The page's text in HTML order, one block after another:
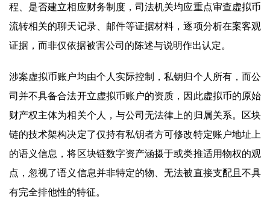
程、是否建立相应财务制度，司法机关均应重点审查虚拟币
流转相关的聊天记录、邮件等证据材料，逐项分析在案客观
证据，而非仅依据被害公司的陈述与说明作出认定。
涉案虚拟币账户均由个人实际控制，私钥归个人所有，而公
司并不具备合法开立虚拟币账户的资质，因此虚拟币的原始
财产权主体为相关个人，与公司无法律上的归属关系。区块
链的技术架构决定了仅持有私钥者方可修改特定账户地址上
的语义信息，将区块链数字资产涵摄于或类推适用物权的观
点，忽视了语义信息并非特定的物、无法被直接支配且不具
有完全排他性的特征。